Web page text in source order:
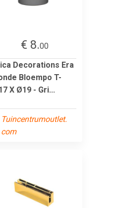
€ 8.00
Decorations Era
Bloempo T-
X Ø19 - Gri...
Tuincentrumoutlet.
com